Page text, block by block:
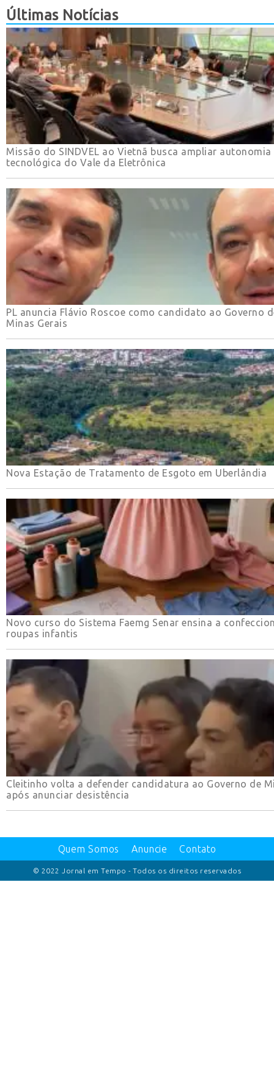
Últimas Notícias
Missão do SINDVEL ao Vietnã busca ampliar autonomia
tecnológica do Vale da Eletrônica
PL anuncia Flávio Roscoe como candidato ao Governo
Minas Gerais
Nova Estação de Tratamento de Esgoto em Uberlândia
Novo curso do Sistema Faemg Senar ensina a
roupas infantis
Cleitinho volta a defender candidatura ao Governo de
após anunciar desistência
Quem Somos Anuncie Contato
© 2022 Jornal em Tempo - Todos os direitos reservados